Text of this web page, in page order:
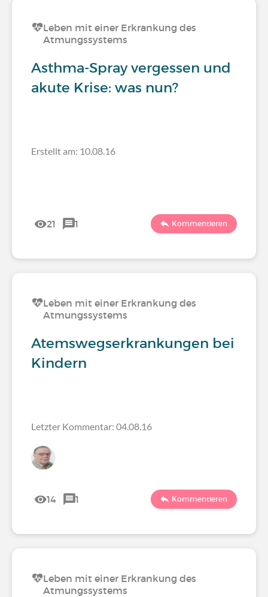
Leben mit einer Erkrankung des
Atmungssystems
Asthma-Spray vergessen und
akute Krise: was nun?
Erstellt am: 10.08.16
21 1 Kommentieren
Leben mit einer Erkrankung des
Atmungssystems
Atemswegserkrankungen bei
Kindern
Letzter Kommentar: 04.08.16
14 1 Kommentieren
Leben mit einer Erkrankung des
Atmungssystems